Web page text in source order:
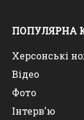
ПОПУЛЯРНА
Херсонські
Відео
Фото
Інтерв'ю